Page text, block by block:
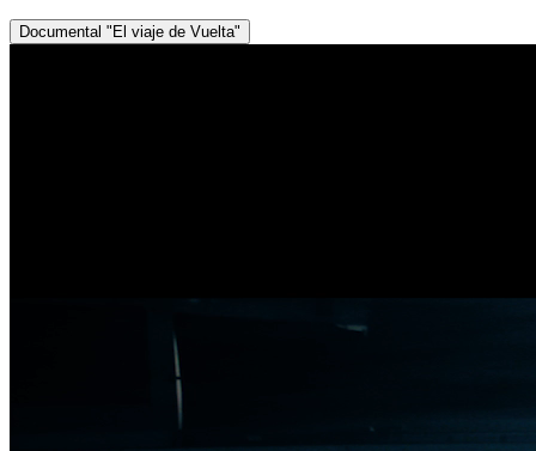
Documental "El viaje de Vuelta"